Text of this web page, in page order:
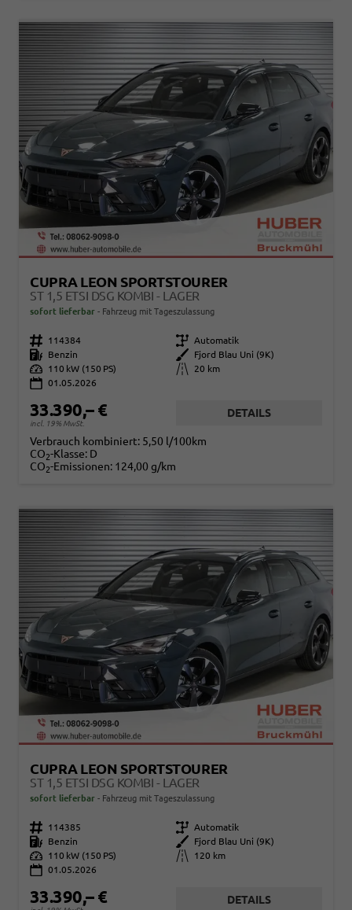
CUPRA LEON SPORTSTOURER
ST 1,5 ETSI DSG KOMBI - LAGER
sofort lieferbar Fahrzeug mit Tageszulassung
Fahrzeugnr. 114384 Getriebe Automatik
Kraftstoff
Benzin Außenfarbe
Fjord Blau Uni (9K)
Leistung
110 kW (150 PS) Kilometerstand
20 km
01.05.2026
33.390,– €
incl. 19% MwSt.
DETAILS
Verbrauch kombiniert: 5,50 l/100km
CO2-Klasse: D
CO2-Emissionen: 124,00 g/km
CUPRA LEON SPORTSTOURER
ST 1,5 ETSI DSG KOMBI - LAGER
sofort lieferbar Fahrzeug mit Tageszulassung
Fahrzeugnr. 114385 Getriebe Automatik
Kraftstoff
Benzin Außenfarbe
Fjord Blau Uni (9K)
Leistung
110 kW (150 PS) Kilometerstand
120 km
01.05.2026
33.390,– € DETAILS